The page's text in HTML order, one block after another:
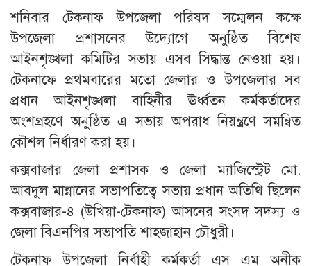
শনিবার টেকনাফ উপজেলা পরিষদ সম্মেলন কক্ষে
উপজেলা প্রশাসনের উদ্যোগে অনুষ্ঠিত বিশেষ
আইনশৃঙ্খলা কমিটির সভায় এসব সিদ্ধান্ত নেওয়া হয়।
টেকনাফে প্রথমবারের মতো জেলার ও উপজেলার সব
প্রধান আইনশৃঙ্খলা বাহিনীর ঊর্ধ্বতন কর্মকর্তাদের
অংশগ্রহণে অনুষ্ঠিত এ সভায় অপরাধ নিয়ন্ত্রণে সমন্বিত
কৌশল নির্ধারণ করা হয়।
কক্সবাজার জেলা প্রশাসক ও জেলা ম্যাজিস্ট্রেট মো.
আবদুল মান্নানের সভাপতিত্বে সভায় প্রধান অতিথি ছিলেন
কক্সবাজার-৪ (উখিয়া-টেকনাফ) আসনের সংসদ সদস্য ও
জেলা বিএনপির সভাপতি শাহজাহান চৌধুরী।
টেকনাফ উপজেলা নির্বাহী কর্মকর্তা এস এম অনীক